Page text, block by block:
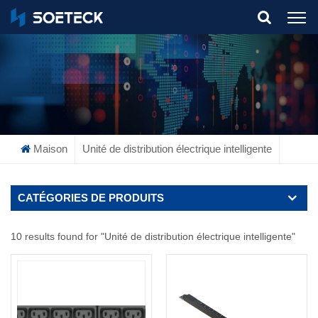
What Are You Looking For?
Maison Unité de distribution électrique intelligente
CATÉGORIES DE PRODUITS
10 results found for "Unité de distribution électrique intelligente"